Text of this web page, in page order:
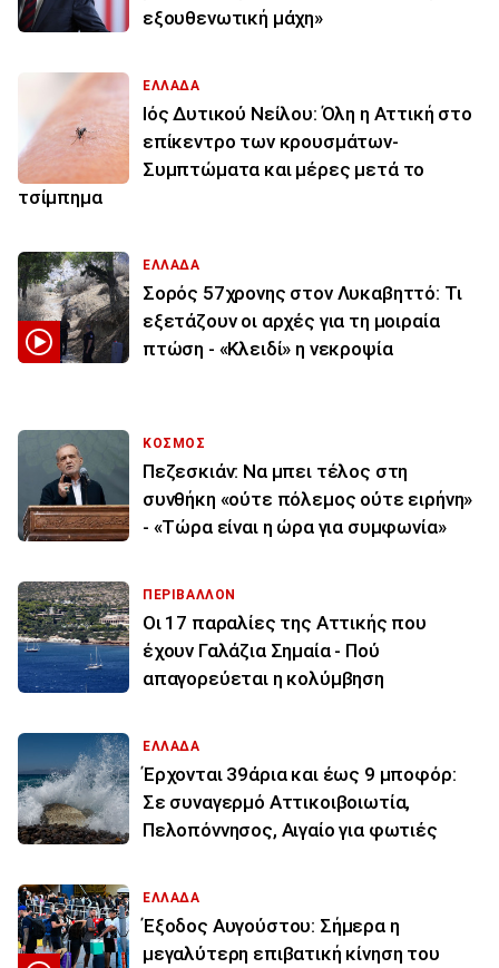
εξουθενωτική μάχη»
ΕΛΛΑΔΑ
Ιός Δυτικού Νείλου: Όλη η Αττική στο
επίκεντρο των κρουσμάτων-
Συμπτώματα και μέρες μετά το
τσίμπημα
ΕΛΛΑΔΑ
Σορός 57χρονης στον Λυκαβηττό: Τι
εξετάζουν οι αρχές για τη μοιραία
πτώση - «Κλειδί» η νεκροψία
ΚΟΣΜΟΣ
Πεζεσκιάν: Να μπει τέλος στη
συνθήκη «ούτε πόλεμος ούτε ειρήνη»
- «Τώρα είναι η ώρα για συμφωνία»
ΠΕΡΙΒΑΛΛΟΝ
Οι 17 παραλίες της Αττικής που
έχουν Γαλάζια Σημαία - Πού
απαγορεύεται η κολύμβηση
ΕΛΛΑΔΑ
Έρχονται 39άρια και έως 9 μποφόρ:
Σε συναγερμό Αττικοιβοιωτία,
Πελοπόννησος, Αιγαίο για φωτιές
ΕΛΛΑΔΑ
Έξοδος Αυγούστου: Σήμερα η
μεγαλύτερη επιβατική κίνηση του